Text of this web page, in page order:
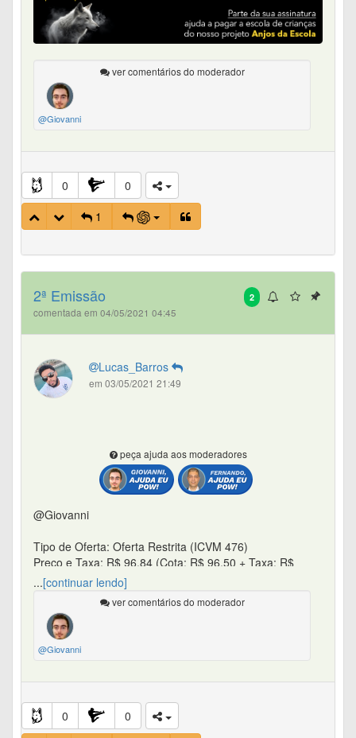
ver comentários do moderador
@Giovanni
0
0
1
2
2ª Emissão
comentada em 04/05/2021 04:45
Lucas_Barros
em 03/05/2021 21:49
peça ajuda aos moderadores
@Giovanni
Tipo de Oferta: Oferta Restrita (ICVM 476)
Preço e Taxa: R$ 96,84 (Cota: R$ 96,50 + Taxa: R$
0,34)
Proporção de Preferência: 0,80316954508514 (80,32%)
Data-base: 28.04.21
Período de Preferência: 30.04 até 12.05.21 (Liquidação:
13.05.21)
Período de Sobras : 17.05 até 20.05.21 (Liquidação:
+ Lote Adicional de R$ 13.999.930,50)
...[continuar lendo]
ver comentários do moderador
@Giovanni
0
0